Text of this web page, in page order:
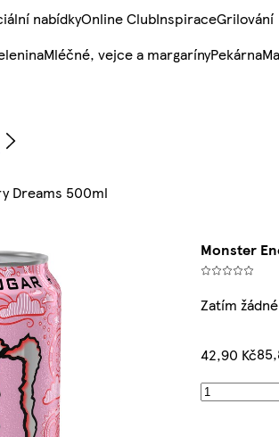
nabídkyOnline ClubInspiraceGrilování
Mléčné, vejce a margarínyPekárna
Dreams 500ml
Monster
Zatím
42,90 Kč